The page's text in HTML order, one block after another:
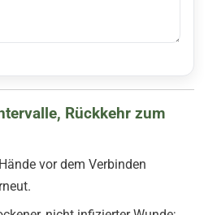
Rückkehr zum
vor dem Verbinden